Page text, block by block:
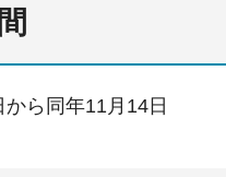
ら同年11月14日